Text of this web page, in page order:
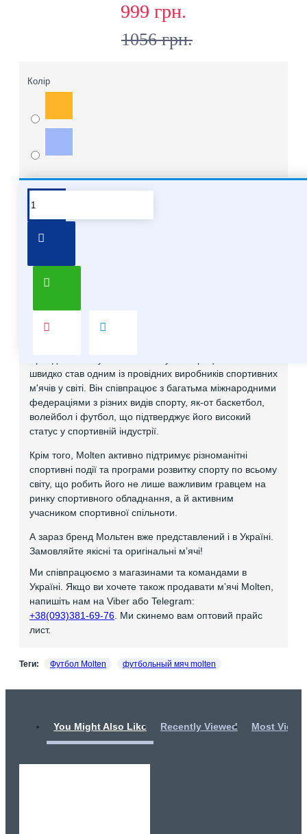
999 грн.
1056 грн.
Колір
Molten – японський бренд, який спеціалізується на
м'ячах для різних видів спорту. Він відомий своєю
високою якістю та інноваційними технологіями, які
швидко став одним із провідних виробників спортивних
м'ячів у світі. Він співпрацює з багатьма міжнародними
федераціями з різних видів спорту, як-от баскетбол,
волейбол і футбол, що підтверджує його високий
статус у спортивній індустрії.
Крім того, Molten активно підтримує різноманітні
спортивні події та програми розвитку спорту по всьому
світу, що робить його не лише важливим гравцем на
ринку спортивного обладнання, а й активним
учасником спортивної спільноти.
А зараз бренд Мольтен вже представлений і в Україні.
Замовляйте якісні та оригінальні мʼячі!
Ми співпрацюємо з магазинами та командами в
Україні. Якщо ви хочете також продавати мʼячі Molten,
напишіть нам на Viber або Telegram:
+38(093)381-69-76. Ми скинемо вам оптовий прайс
лист.
Теги: Футбол Molten футбольный мяч molten
You Might Also Like Recently Viewed Most